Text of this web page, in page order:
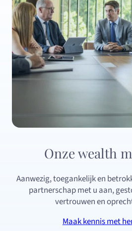
Onze wealth
Aanwezig, toegankelijk en
partnerschap met u aan,
vertrouwen en
Maak kennis met